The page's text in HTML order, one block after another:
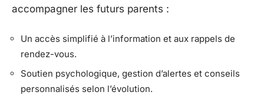
accompagner les futurs parents :
Un accès simplifié à l’information et aux rappels de
rendez-vous.
Soutien psychologique, gestion d’alertes et conseils
personnalisés selon l’évolution.